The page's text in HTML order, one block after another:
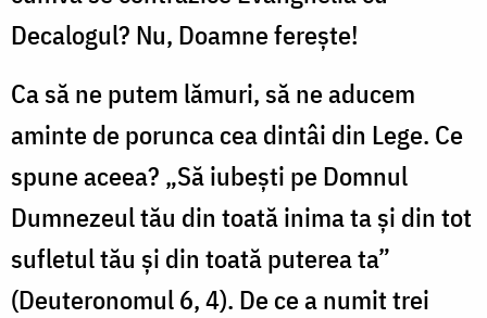
Decalogul? Nu, Doamne fereşte!
Ca să ne putem lămuri, să ne aducem
aminte de porunca cea dintâi din Lege. Ce
spune aceea? „Să iubeşti pe Domnul
Dumnezeul tău din toată inima ta şi din tot
sufletul tău şi din toată puterea ta”
(Deuteronomul 6, 4). De ce a numit trei